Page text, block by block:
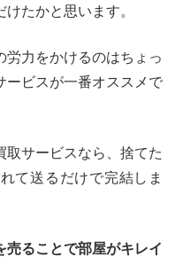
たかと思います。
労力をかけるのはちょっ
ビスが一番オススメで
取サービスなら、捨てた
て送るだけで完結しま
売ることで部屋がキレイ